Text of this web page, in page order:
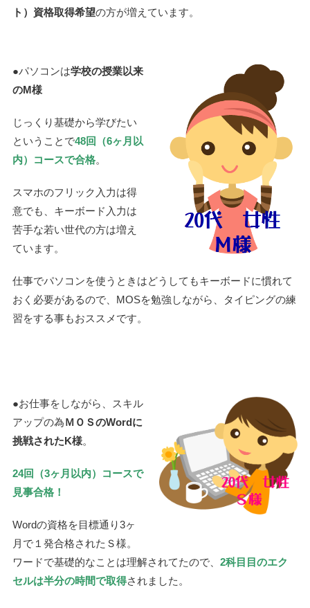
ト）資格取得希望の方が増えています。
●パソコンは学校の授業以来
のM様
じっくり基礎から学びたい
ということで48回（6ヶ月以
内）コースで合格。
スマホのフリック入力は得
意でも、キーボード入力は
苦手な若い世代の方は増え
ています。
仕事でパソコンを使うときはどうしてもキーボードに慣れて
おく必要があるので、MOSを勉強しながら、タイピングの練
習をする事もおススメです。
●お仕事をしながら、スキル
アップの為ＭＯＳのWordに
挑戦されたK様。
24回（3ヶ月以内）コースで
見事合格！
Wordの資格を目標通り3ヶ
月で１発合格されたＳ様。
ワードで基礎的なことは理解されてたので、2科目目のエク
セルは半分の時間で取得されました。